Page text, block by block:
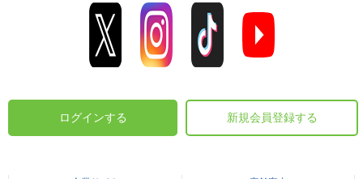
ログインする 新規会員登録する